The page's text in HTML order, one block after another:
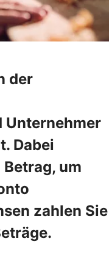
der
Unternehmer
Dabei
um
zahlen Sie